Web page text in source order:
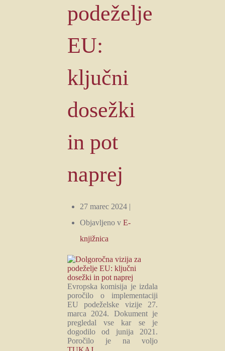
podeželje
EU:
ključni
dosežki
in pot
naprej
27 marec 2024 |
Objavljeno v E-
knjižnica
Evropska komisija je izdala
poročilo o implementaciji
EU podeželske vizije 27.
marca 2024. Dokument je
pregledal vse kar se je
dogodilo od junija 2021.
Poročilo je na voljo